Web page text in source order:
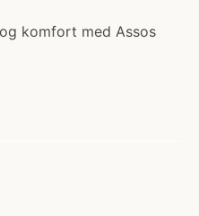
komfort med Assos